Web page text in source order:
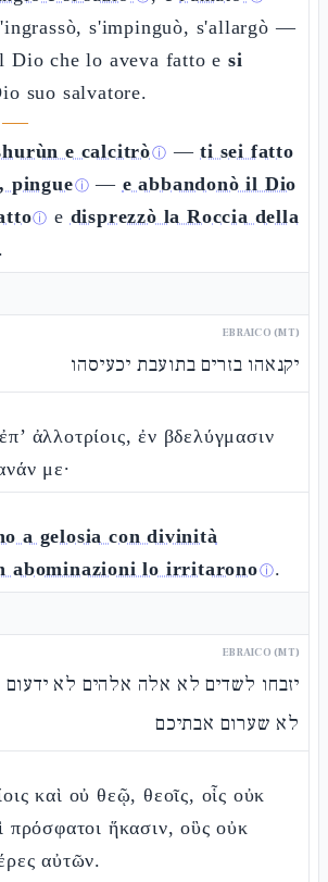
s'impinguò, s'allargò —
Dio che lo aveva fatto esi
suo salvatore.
——
e calcitròⓘ —ti sei fatto
pingueⓘ — e abbandonò il Dio
ⓘ e disprezzò la Roccia della
.
EBRAICO (MT)
יקנאהו בזרים בתועבת יכעיסהו
ἀλλοτρίοις, ἐν βδελύγμασιν
με·
a gelosia con divinità
abominazioni lo irritaronoⓘ.
EBRAICO (MT)
יזבחו לשדים לא אלה אלהים לא
לא שערום אבתיכם
καὶ οὐ θεῷ, θεοῖς, οἷς οὐκ
πρόσφατοι ἥκασιν, οὓς οὐκ
αὐτῶν.